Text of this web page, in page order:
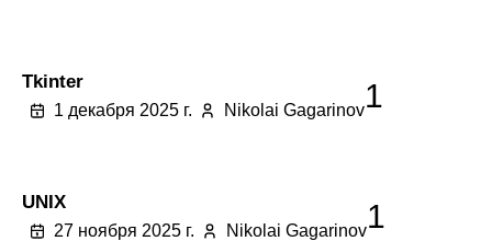
Tkinter
1 декабря 2025 г. Nikolai Gagarinov1
UNIX
27 ноября 2025 г. Nikolai Gagarinov1